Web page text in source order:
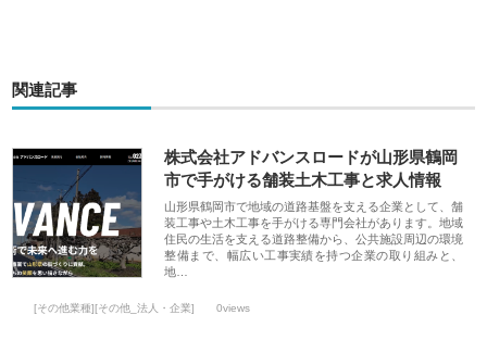
関連記事
株式会社アドバンスロードが山形県鶴岡
市で手がける舗装土木工事と求人情報
山形県鶴岡市で地域の道路基盤を支える企業として、舗
装工事や土木工事を手がける専門会社があります。地域
住民の生活を支える道路整備から、公共施設周辺の環境
整備まで、幅広い工事実績を持つ企業の取り組みと、
地…
[その他業種][その他_法人・企業] 0views